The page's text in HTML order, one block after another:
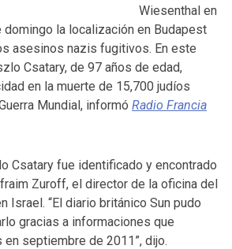
Wiesenthal en
la localización en Budapest
asesinos nazis fugitivos. En este
Csatary, de 97 años de edad,
en la muerte de 15,700 judíos
Mundial, informó Radio Francia
Csatary fue identificado y encontrado
Zuroff, el director de la oficina del
Israel. “El diario británico Sun pudo
gracias a informaciones que
septiembre de 2011”, dijo.